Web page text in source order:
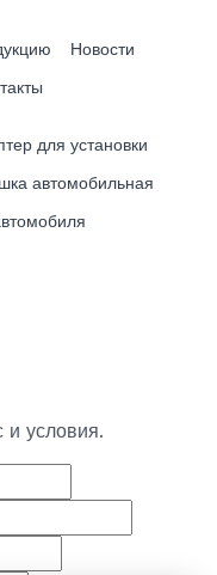
Новости
для установки
автомобильная
и условия.